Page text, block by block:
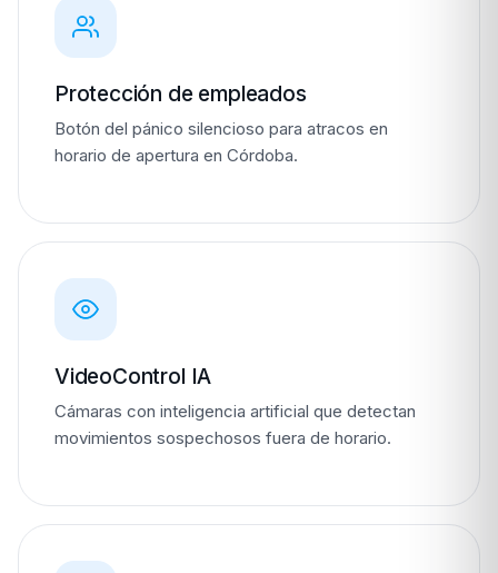
Protección de empleados
Botón del pánico silencioso para atracos en
horario de apertura en Córdoba.
VideoControl IA
Cámaras con inteligencia artificial que detectan
movimientos sospechosos fuera de horario.